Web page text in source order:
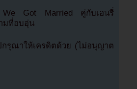
We Got Married คู่กับเฮนรี่
มที่อบอุ่น
รุณาให้เครดิตด้วย (ไม่อนุญาต